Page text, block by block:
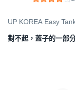
UP KOREA Easy
對不起，蓋子的一部